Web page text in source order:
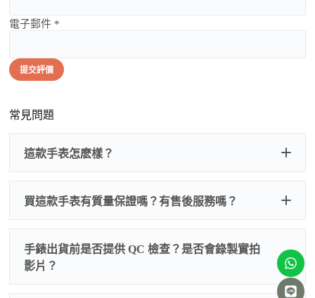
電子郵件 *
提交評價
常見問題
這款手表怎麽樣？
買這款手表有質量保證嗎？有售後服務嗎？
非人
手錶出貨前是否提供 QC 檢查？是否會錄製實拍
影片？